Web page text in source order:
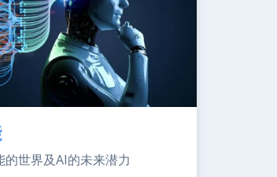
的世界及AI的未来潜力